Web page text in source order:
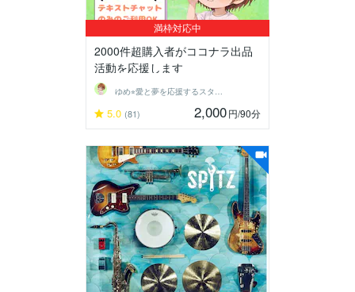
満枠対応中
2000件超購入者がココナラ出品
活動を応援します
ゆめ⭐︎愛と夢を応援するスターゲイザー
5.0 (81) 2,000円/90分